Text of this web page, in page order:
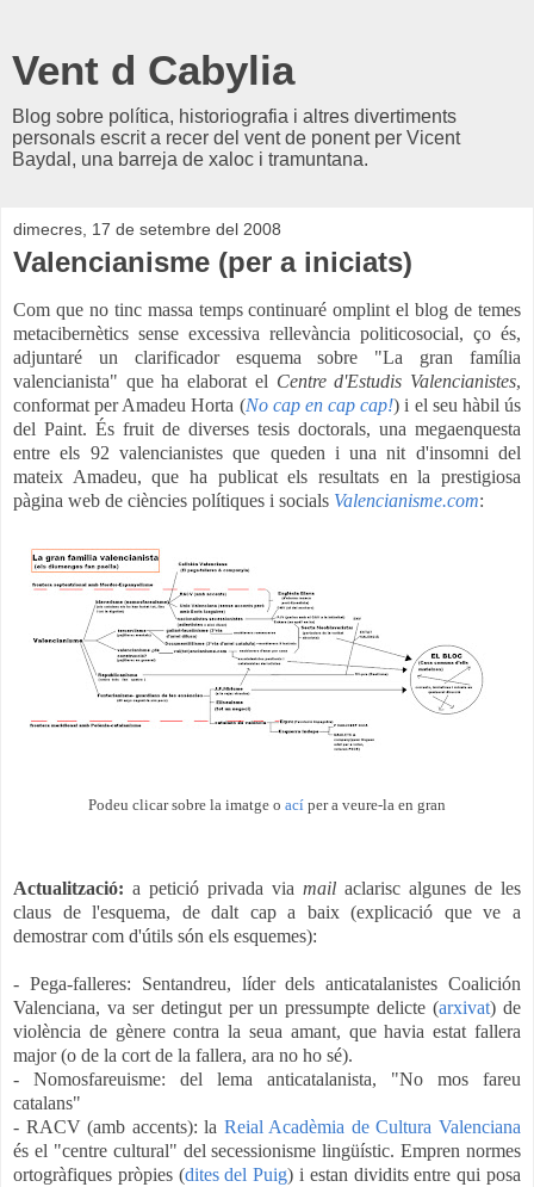
Vent d Cabylia
Blog sobre política, historiografia i altres divertiments
personals escrit a recer del vent de ponent per Vicent
Baydal, una barreja de xaloc i tramuntana.
dimecres, 17 de setembre del 2008
Valencianisme (per a iniciats)
Com que no tinc massa temps continuaré omplint el blog de temes
metacibernètics sense excessiva rellevància politicosocial, ço és,
adjuntaré un clarificador esquema sobre "La gran família
valencianista" que ha elaborat el Centre d'Estudis Valencianistes,
conformat per Amadeu Horta (No cap en cap cap!) i el seu hàbil ús
del Paint. És fruit de diverses tesis doctorals, una megaenquesta
entre els 92 valencianistes que queden i una nit d'insomni del
mateix Amadeu, que ha publicat els resultats en la prestigiosa
pàgina web de ciències polítiques i socials Valencianisme.com:
Podeu clicar sobre la imatge o ací per a veure-la en gran
Actualització: a petició privada via mail aclarisc algunes de les
claus de l'esquema, de dalt cap a baix (explicació que ve a
demostrar com d'útils són els esquemes):
- Pega-falleres: Sentandreu, líder dels anticatalanistes Coalición
Valenciana, va ser detingut per un pressumpte delicte(arxivat)de
violència de gènere contra la seua amant, que havia estat fallera
major (o de la cort de la fallera, ara no ho sé).
- Nomosfareuisme: del lema anticatalanista, "No mos fareu
catalans"
- RACV (amb accents): la Reial Acadèmia de Cultura Valenciana
és el "centre cultural" del secessionisme lingüístic. Empren normes
ortogràfiques pròpies (dites del Puig) i estan dividits entre qui posa